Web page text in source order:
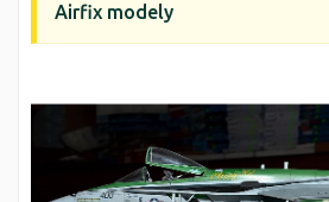
Airfix modely